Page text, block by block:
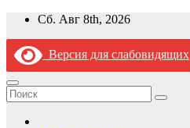
Перейти
содержимому
Сб. Авг 8th, 2026
Версия для слабовидящих